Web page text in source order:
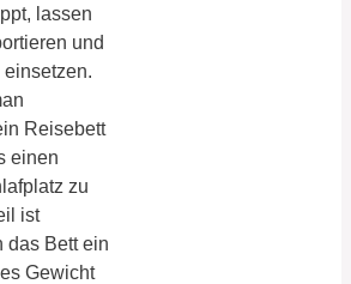
lassen
und
Reisebett
einen
zu
ist
das Bett ein
Gewicht